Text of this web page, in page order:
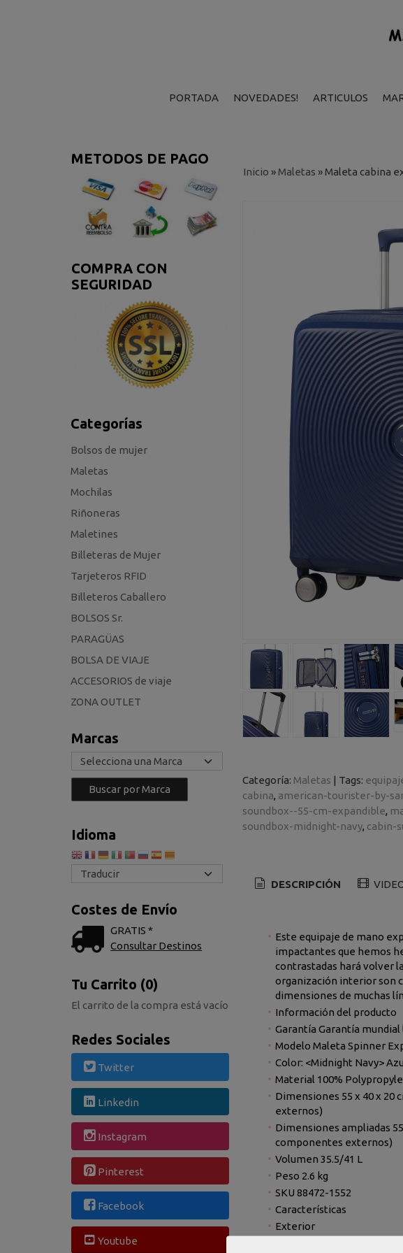
PORTADA NOVEDADES! ARTICULOS
METODOS DE PAGO
COMPRA CON
SEGURIDAD
Categorías
Bolsos de mujer
Maletas
Mochilas
Riñoneras
Maletines
Billeteras de Mujer
Tarjeteros RFID
Billeteros Caballero
BOLSOS Sr.
PARAGÜAS
BOLSA DE VIAJE
ACCESORIOS de viaje
ZONA OUTLET
Marcas
Idioma
Costes de Envío
GRATIS *
Consultar Destinos
Tu Carrito (0)
El carrito de la compra está vacío
Redes Sociales
Twitter
Linkedin
Instagram
Pinterest
Facebook
Youtube
Inicio »Maletas »Maleta cabina
Categoría: Maletas | Tags:
cabina american-tourister-by-
soundbox--55-cm-expandible
soundbox-midnight-navy cabin-
DESCRIPCIÓN
Este equipaje de mano
impactantes que hemos
contrastadas hará volver
organización interior son
dimensiones de muchas
Información del producto
Garantía Garantía mundial
Modelo Maleta Spinner
Color: <Midnight Navy>
Material 100%
Dimensiones 55 x 40 x 20
externos)
Dimensiones ampliadas
componentes externos)
Volumen 35.5/41 L
Peso 2.6 kg
SKU 88472-1552
Características
Exterior